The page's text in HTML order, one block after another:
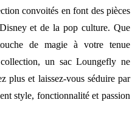
convoités en font des pièces
et de la pop culture. Que
de magie à votre tenue
un sac Loungefly ne
plus et laissez-vous séduire par
style, fonctionnalité et passion